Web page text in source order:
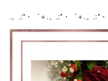
.。.:*・゜＋.。.:*・゜＋.。.:*